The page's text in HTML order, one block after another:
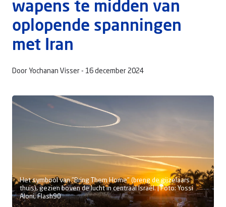
Service & Contact
Kennisbank
Doneer
wapens te midden van
oplopende spanningen
met Iran
Door Yochanan Visser - 16 december 2024
Het symbool van "Bring Them Home" (breng de gijzelaars
thuis), gezien boven de lucht in centraal Israël. | Foto: Yossi
Aloni, Flash90